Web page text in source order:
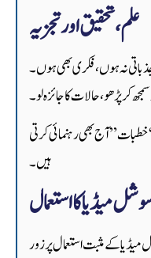
علم، تحقیق اور تجزیہ
نہ ہوں، فکری بھی ہوں۔
کر پڑھو، حالات کا جائزہ لو۔
آج بھی رہنمائی کرتی
ہیں۔
میڈیا کا استعمال
کے مثبت استعمال پر زور